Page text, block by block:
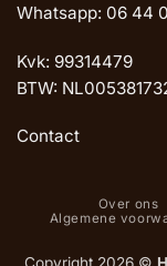
Whatsapp: 06 44
Kvk: 99314479
BTW:
Contact
Over ons
Algemene